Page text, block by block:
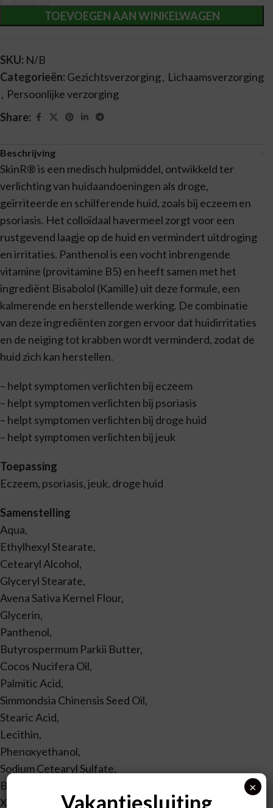
TOEVOEGEN AAN WINKELWAGEN
SKU: N/B
Categorieën: Gezichtsverzorging, Lichaamsverzorging
, Persoonlijke verzorging
Share:
Beschrijving
SkinR® is een medisch hulpmiddel, ontwikkeld ter
verlichting van huidaandoeningen als droge,
geïrriteerde en schilferende huid, zoals bij eczeem en
psoriasis. Het colloïdaal havermeel zorgt voor een
rustgevend laagje op de huid en vermindert uitdroging
en irritaties. Panthenol is een vocht inbrengende
vitamine (provitamine B5) en heeft samen met het
ingrediënt Bisabolol (Kamille) uit deze formule, een
kalmerende en herstellende werking. De combinatie
van deze ingrediënten zorgen ervoor dat huidirritaties
en de neiging tot krabben wordt verminderd, zodat de
huid zich kan herstellen.
– helpt symptomen verlichten bij eczeem
– helpt symptomen verlichten bij psoriasis
– helpt symptomen verlichten bij droge huid
– helpt symptomen verlichten bij jeuk
Toepassing
Eczeem, psoriasis, jeuk, droge huid
Samenstelling
Aqua,
Ethylhexyl Stearate,
Cetearyl Alcohol,
Glyceryl Stearate,
Avena Sativa Kernel Flour,
Glycerin,
Panthenol,
Butyrospermum Parkii Butter,
Cocos Nucifera Oil,
Palmitic Acid,
Simmondsia Chinensis Seed Oil,
Stearic Acid,
Lecithin,
Phenoxyethanol,
Sodium Cetearyl Sulfate,
Bisabolol,
Xanthan Gum,Vakantiesluiting
×